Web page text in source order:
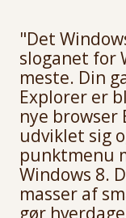
"Det
sloganet for
meste. Din
Explorer er
nye browser
udviklet sig
punktmenu
Windows 8.
masser af
gør